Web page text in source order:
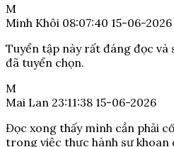
M
Minh Khôi 08:07:40 15-06-2026
Tuyển tập này rất đáng đọc và
đã tuyển chọn.
M
Mai Lan 23:11:38 15-06-2026
Đọc xong thấy mình cần phải
trong việc thực hành sự khoan